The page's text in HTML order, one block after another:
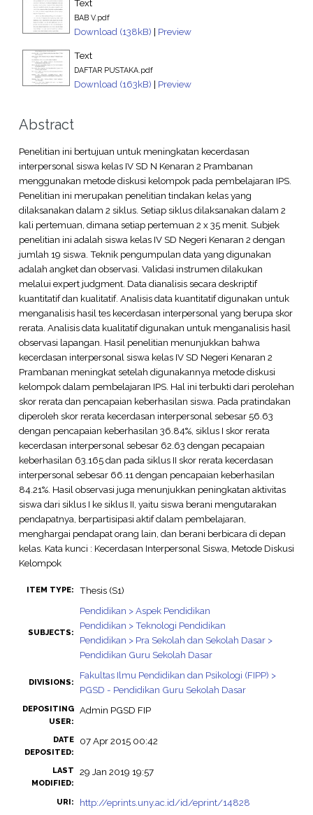
Text
BAB V.pdf
Download (138kB) | Preview
Text
DAFTAR PUSTAKA.pdf
Download (163kB) | Preview
Abstract
Penelitian ini bertujuan untuk meningkatan kecerdasan
interpersonal siswa kelas IV SD N Kenaran 2 Prambanan
menggunakan metode diskusi kelompok pada pembelajaran IPS.
Penelitian ini merupakan penelitian tindakan kelas yang
dilaksanakan dalam 2 siklus. Setiap siklus dilaksanakan dalam 2
kali pertemuan, dimana setiap pertemuan 2 x 35 menit. Subjek
penelitian ini adalah siswa kelas IV SD Negeri Kenaran 2 dengan
jumlah 19 siswa. Teknik pengumpulan data yang digunakan
adalah angket dan observasi. Validasi instrumen dilakukan
melalui expert judgment. Data dianalisis secara deskriptif
kuantitatif dan kualitatif. Analisis data kuantitatif digunakan untuk
menganalisis hasil tes kecerdasan interpersonal yang berupa skor
rerata. Analisis data kualitatif digunakan untuk menganalisis hasil
observasi lapangan. Hasil penelitian menunjukkan bahwa
kecerdasan interpersonal siswa kelas IV SD Negeri Kenaran 2
Prambanan meningkat setelah digunakannya metode diskusi
kelompok dalam pembelajaran IPS. Hal ini terbukti dari perolehan
skor rerata dan pencapaian keberhasilan siswa. Pada pratindakan
diperoleh skor rerata kecerdasan interpersonal sebesar 56.63
dengan pencapaian keberhasilan 36.84%, siklus I skor rerata
kecerdasan interpersonal sebesar 62.63 dengan pecapaian
keberhasilan 63.165 dan pada siklus II skor rerata kecerdasan
interpersonal sebesar 66.11 dengan pencapaian keberhasilan
84.21%. Hasil observasi juga menunjukkan peningkatan aktivitas
siswa dari siklus I ke siklus II, yaitu siswa berani mengutarakan
pendapatnya, berpartisipasi aktif dalam pembelajaran,
menghargai pendapat orang lain, dan berani berbicara di depan
kelas. Kata kunci : Kecerdasan Interpersonal Siswa, Metode Diskusi
Kelompok
ITEM TYPE: Thesis (S1)
SUBJECTS:
Pendidikan > Aspek Pendidikan
Pendidikan > Teknologi Pendidikan
Pendidikan > Pra Sekolah dan Sekolah Dasar >
Pendidikan Guru Sekolah Dasar
DIVISIONS:
Fakultas Ilmu Pendidikan dan Psikologi (FIPP) >
PGSD - Pendidikan Guru Sekolah Dasar
DEPOSITING
USER:
Admin PGSD FIP
DATE
DEPOSITED:
07 Apr 2015 00:42
LAST
MODIFIED:
29 Jan 2019 19:57
URI: http://eprints.uny.ac.id/id/eprint/14828